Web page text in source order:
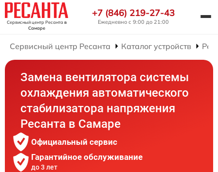
Сервисный центр Ресанта в
Самаре
+7 (846) 219-27-43
Ежедневно с 9:00 до 21:00
Сервисный центр Ресанта Каталог устройств
Замена вентилятора системы
охлаждения автоматического
стабилизатора напряжения
Ресанта в Самаре
Официальный сервис
Гарантийное обслуживание
до 3 лет